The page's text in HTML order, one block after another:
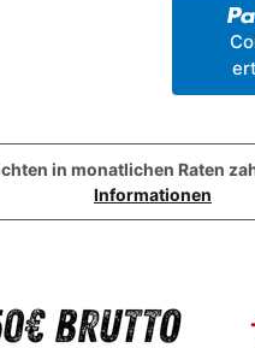
in monatlichen Raten
Informationen